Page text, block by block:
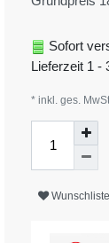
Sofort
Lieferzeit 1 -
* inkl. ges.
Wunschliste